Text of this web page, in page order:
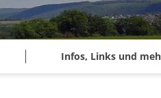
Infos, Links und